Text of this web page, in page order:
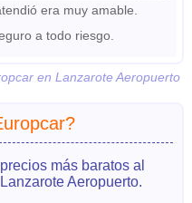
era muy amable.
a todo riesgo.
en Lanzarote Aeropuerto
más baratos al
Aeropuerto.